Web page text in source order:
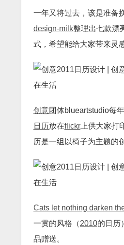
一年又将过去，该是准备
design-milk整理出七款漂
式，希望能给大家带来灵感
创意团体blueartstudio每
日历放在flickr 上供大家打
历是一组以椅子为主题的
Cats let nothing darken
一贯的风格（2010的日历
品赠送。